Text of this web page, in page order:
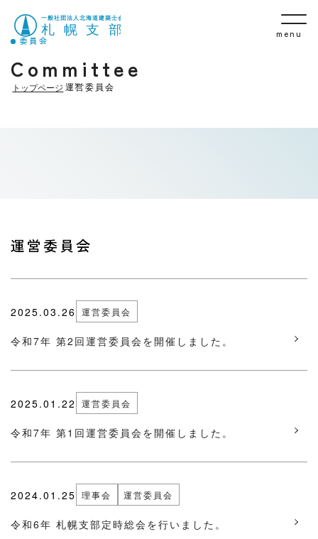
menu
委員会
Committee
トップページ 運営委員会
運営委員会
2025.03.26 運営委員会
令和7年 第2回運営委員会を開催しました。
2025.01.22 運営委員会
令和7年 第1回運営委員会を開催しました。
2024.01.25 理事会 運営委員会
令和6年 札幌支部定時総会を行いました。